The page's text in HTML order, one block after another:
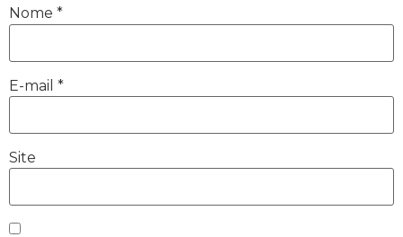
Nome *
E-mail *
Site